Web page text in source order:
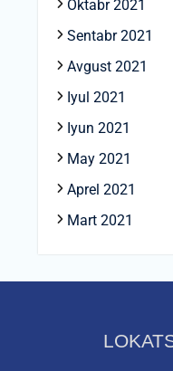
Oktabr 2021
Sentabr 2021
Avgust 2021
Iyul 2021
Iyun 2021
May 2021
Aprel 2021
Mart 2021